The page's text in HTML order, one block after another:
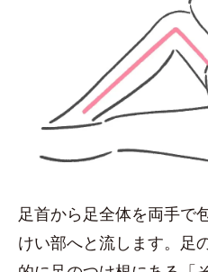
足首から足全体を両手で
けい部へと流します。足